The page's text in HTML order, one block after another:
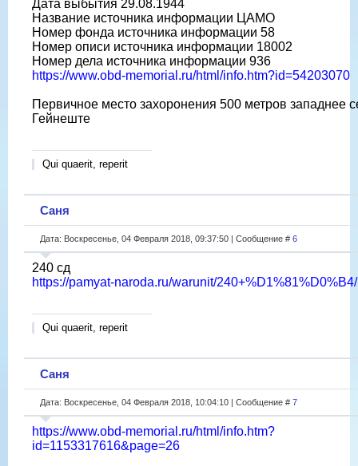
Дата выбытия 29.08.1944
Название источника информации ЦАМО
Номер фонда источника информации 58
Номер описи источника информации 18002
Номер дела источника информации 936
https://www.obd-memorial.ru/html/info.htm?id=54203070
Первичное место захоронения 500 метров западнее
Гейнеште
Qui quaerit, reperit
Саня
Дата: Воскресенье, 04 Февраля 2018, 09:37:50 | Сообщение # 6
240 сд
https://pamyat-naroda.ru/warunit/240+%D1%81%D0%B4/
Qui quaerit, reperit
Саня
Дата: Воскресенье, 04 Февраля 2018, 10:04:10 | Сообщение # 7
https://www.obd-memorial.ru/html/info.htm?
id=1153317616&page=26